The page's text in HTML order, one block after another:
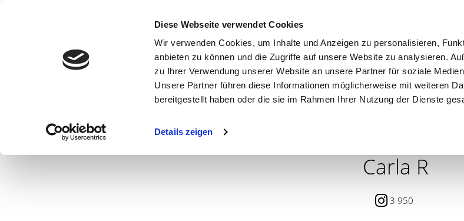
Diese Webseite verwendet Cookies
Wir verwenden Cookies, um Inhalte und Anzeigen zu personalisieren,
anbieten zu können und die Zugriffe auf unsere Website zu analysieren.
zu Ihrer Verwendung unserer Website an unsere Partner für soziale
Unsere Partner führen diese Informationen möglicherweise mit weiteren
bereitgestellt haben oder die sie im Rahmen Ihrer Nutzung der Dienste
Details zeigen
MAIN BOARD
NEW FACES
Carla R
3 950